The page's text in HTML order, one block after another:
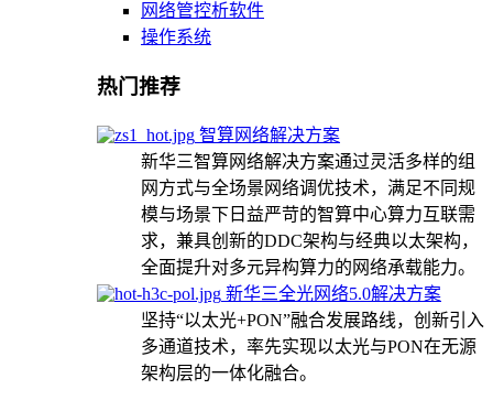
网络管控析软件
操作系统
热门推荐
智算网络解决方案
新华三智算网络解决方案通过灵活多样的组
网方式与全场景网络调优技术，满足不同规
模与场景下日益严苛的智算中心算力互联需
求，兼具创新的DDC架构与经典以太架构，
全面提升对多元异构算力的网络承载能力。
新华三全光网络5.0解决方案
坚持“以太光+PON”融合发展路线，创新引入
多通道技术，率先实现以太光与PON在无源
架构层的一体化融合。